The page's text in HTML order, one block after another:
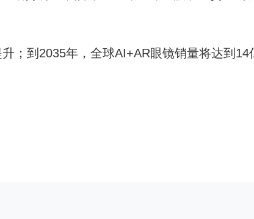
到2035年，全球AI+AR眼镜销量将达到14